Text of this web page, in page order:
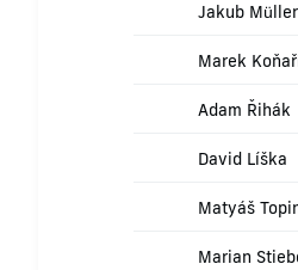
Jakub Müller
Marek
Adam Řihák
David Líška
Matyáš
Marian